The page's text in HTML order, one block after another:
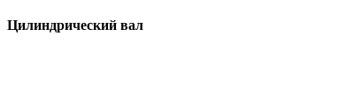
Цилиндрический вал